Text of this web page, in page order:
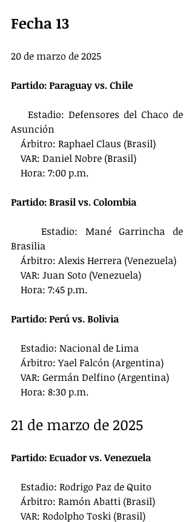
Fecha 13
20 de marzo de 2025
Partido: Paraguay vs. Chile
Asunción
    Árbitro: Raphael Claus (Brasil)
    VAR: Daniel Nobre (Brasil)
    Hora: 7:00 p.m.
Partido: Brasil vs. Colombia
    Estadio: Mané Garrincha de
Brasilia
    Árbitro: Alexis Herrera (Venezuela)
    VAR: Juan Soto (Venezuela)
    Hora: 7:45 p.m.
Partido: Perú vs. Bolivia
    Estadio: Nacional de Lima
    Árbitro: Yael Falcón (Argentina)
    VAR: Germán Delfino (Argentina)
    Hora: 8:30 p.m.
21 de marzo de 2025
Partido: Ecuador vs. Venezuela
    Estadio: Rodrigo Paz de Quito
    Árbitro: Ramón Abatti (Brasil)
    VAR: Rodolpho Toski (Brasil)